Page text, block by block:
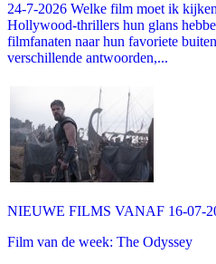
24-7-2026 Welke film moet ik
Hollywood-thrillers hun glans
filmfanaten naar hun favoriete
verschillende antwoorden,...
NIEUWE FILMS VANAF 16-07-
Film van de week: The Odyssey